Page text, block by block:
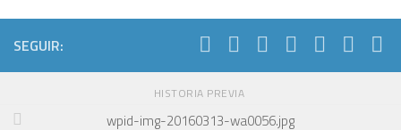
SEGUIR:
HISTORIA PREVIA
wpid-img-20160313-wa0056.jpg